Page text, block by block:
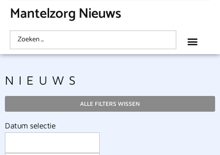
Mantelzorg Nieuws
NIEUWS
ALLE FILTERS WISSEN
Datum selectie